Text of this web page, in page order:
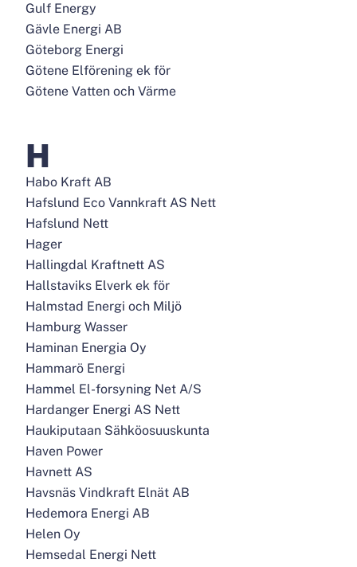
Gulf Energy
Gävle Energi AB
Göteborg Energi
Götene Elförening ek för
Götene Vatten och Värme
H
Habo Kraft AB
Hafslund Eco Vannkraft AS Nett
Hafslund Nett
Hager
Hallingdal Kraftnett AS
Hallstaviks Elverk ek för
Halmstad Energi och Miljö
Hamburg Wasser
Haminan Energia Oy
Hammarö Energi
Hammel El-forsyning Net A/S
Hardanger Energi AS Nett
Haukiputaan Sähköosuuskunta
Haven Power
Havnett AS
Havsnäs Vindkraft Elnät AB
Hedemora Energi AB
Helen Oy
Hemsedal Energi Nett